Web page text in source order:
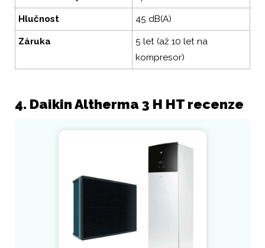
Hlučnost 45 dB(A)
Záruka
5 let (až 10 let na
kompresor)
4. Daikin Altherma 3 H HT recenze